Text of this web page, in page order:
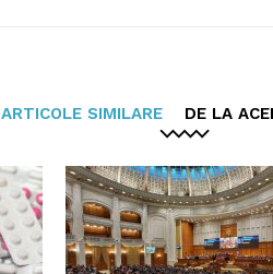
ARTICOLE SIMILARE DE LA